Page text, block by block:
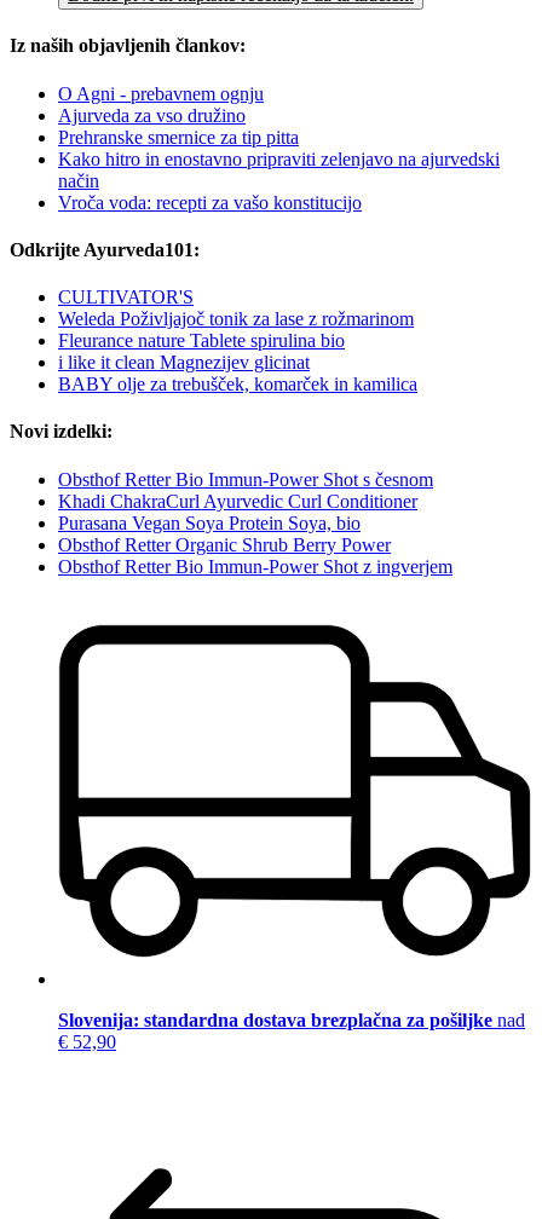
Iz naših objavljenih člankov:
O Agni - prebavnem ognju
Ajurveda za vso družino
Prehranske smernice za tip pitta
Kako hitro in enostavno pripraviti zelenjavo na ajurvedski
način
Vroča voda: recepti za vašo konstitucijo
Odkrijte Ayurveda101:
CULTIVATOR'S
Weleda Poživljajoč tonik za lase z rožmarinom
Fleurance nature Tablete spirulina bio
i like it clean Magnezijev glicinat
BABY olje za trebušček, komarček in kamilica
Novi izdelki:
Obsthof Retter Bio Immun-Power Shot s česnom
Khadi ChakraCurl Ayurvedic Curl Conditioner
Purasana Vegan Soya Protein Soya, bio
Obsthof Retter Organic Shrub Berry Power
Obsthof Retter Bio Immun-Power Shot z ingverjem
Slovenija: standardna dostava brezplačna za pošiljke nad
€ 52,90